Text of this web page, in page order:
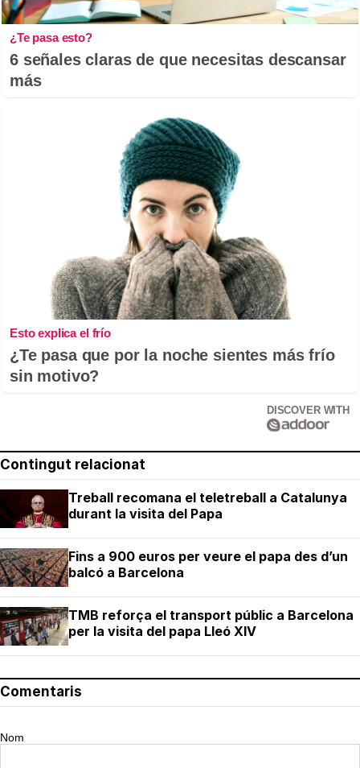
¿Te pasa esto?
6 señales claras de que necesitas descansar
más
Esto explica el frío
¿Te pasa que por la noche sientes más frío
sin motivo?
DISCOVER WITH
Contingut relacionat
Treball recomana el teletreball a Catalunya
durant la visita del Papa
Fins a 900 euros per veure el papa des d’un
balcó a Barcelona
TMB reforça el transport públic a Barcelona
per la visita del papa Lleó XIV
Comentaris
Nom